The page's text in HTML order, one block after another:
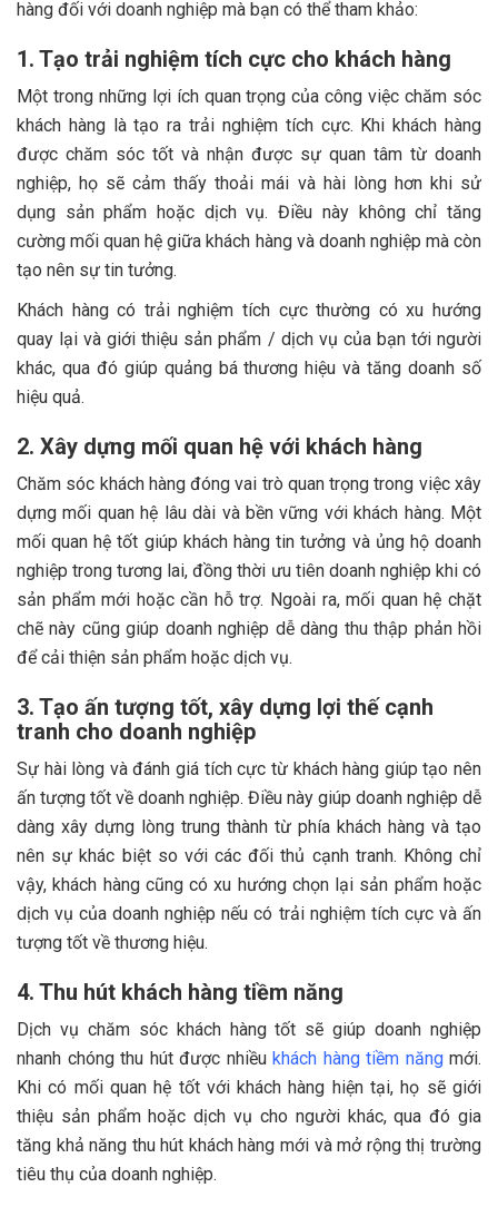
hàng đối với doanh nghiệp mà bạn có thể tham khảo:
1. Tạo trải nghiệm tích cực cho khách hàng
Một trong những lợi ích quan trọng của công việc chăm sóc
khách hàng là tạo ra trải nghiệm tích cực. Khi khách hàng
được chăm sóc tốt và nhận được sự quan tâm từ doanh
nghiệp, họ sẽ cảm thấy thoải mái và hài lòng hơn khi sử
dụng sản phẩm hoặc dịch vụ. Điều này không chỉ tăng
cường mối quan hệ giữa khách hàng và doanh nghiệp mà còn
tạo nên sự tin tưởng.
Khách hàng có trải nghiệm tích cực thường có xu hướng
quay lại và giới thiệu sản phẩm / dịch vụ của bạn tới người
khác, qua đó giúp quảng bá thương hiệu và tăng doanh số
hiệu quả.
2. Xây dựng mối quan hệ với khách hàng
Chăm sóc khách hàng đóng vai trò quan trọng trong việc xây
dựng mối quan hệ lâu dài và bền vững với khách hàng. Một
mối quan hệ tốt giúp khách hàng tin tưởng và ủng hộ doanh
nghiệp trong tương lai, đồng thời ưu tiên doanh nghiệp khi có
sản phẩm mới hoặc cần hỗ trợ. Ngoài ra, mối quan hệ chặt
chẽ này cũng giúp doanh nghiệp dễ dàng thu thập phản hồi
để cải thiện sản phẩm hoặc dịch vụ.
3. Tạo ấn tượng tốt, xây dựng lợi thế cạnh
tranh cho doanh nghiệp
Sự hài lòng và đánh giá tích cực từ khách hàng giúp tạo nên
ấn tượng tốt về doanh nghiệp. Điều này giúp doanh nghiệp dễ
dàng xây dựng lòng trung thành từ phía khách hàng và tạo
nên sự khác biệt so với các đối thủ cạnh tranh. Không chỉ
vậy, khách hàng cũng có xu hướng chọn lại sản phẩm hoặc
dịch vụ của doanh nghiệp nếu có trải nghiệm tích cực và ấn
tượng tốt về thương hiệu.
4. Thu hút khách hàng tiềm năng
Dịch vụ chăm sóc khách hàng tốt sẽ giúp doanh nghiệp
nhanh chóng thu hút được nhiều khách hàng tiềm năngmới.
Khi có mối quan hệ tốt với khách hàng hiện tại, họ sẽ giới
thiệu sản phẩm hoặc dịch vụ cho người khác, qua đó gia
tăng khả năng thu hút khách hàng mới và mở rộng thị trường
tiêu thụ của doanh nghiệp.